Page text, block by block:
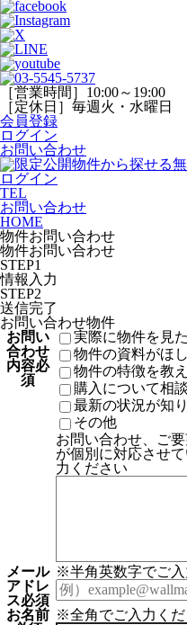
［営業時間］10:00～19:00
［定休日］毎週火・水曜日
会員登録
ログイン
お問い合わせ
ログイン
TEL
お問い合わせ
HOME
物件お問い合わせ
物件お問い合わせ
STEP1
情報入力
STEP2
送信完了
お問い合わせ物件
お問い
合わせ
内容必
須
実際に物件を見
物件の資料がほ
物件の特徴を教
購入について相
最新の状況が知
その他
お問い合わせ、ご
が個別に対応させ
力ください
メール
アドレ
ス必須
※半角英数字でご入
お名前 ※全角でご入力くだ